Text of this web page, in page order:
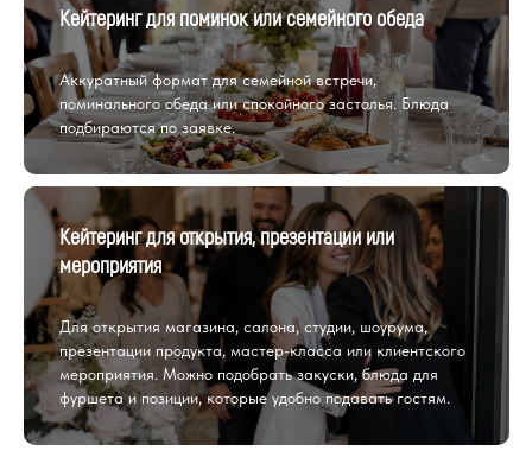
Кейтеринг для поминок или семейного обеда
Аккуратный формат для семейной встречи,
поминального обеда или спокойного застолья. Блюда
подбираются по заявке.
Кейтеринг для открытия, презентации или
мероприятия
Для открытия магазина, салона, студии, шоурума,
презентации продукта, мастер-класса или клиентского
мероприятия. Можно подобрать закуски, блюда для
фуршета и позиции, которые удобно подавать гостям.